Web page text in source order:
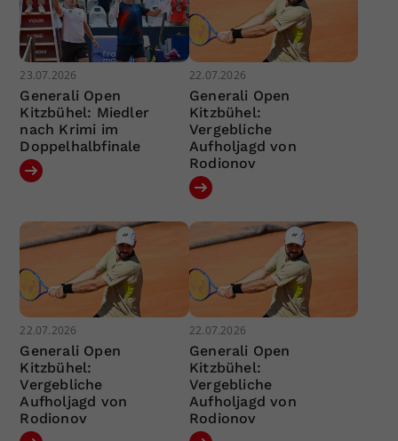
23.07.2026
Generali Open
Kitzbühel: Miedler
nach Krimi im
Doppelhalbfinale
22.07.2026
Generali Open
Kitzbühel:
Vergebliche
Aufholjagd von
Rodionov
22.07.2026
Generali Open
Kitzbühel:
Vergebliche
Aufholjagd von
Rodionov
22.07.2026
Generali Open
Kitzbühel:
Vergebliche
Aufholjagd von
Rodionov